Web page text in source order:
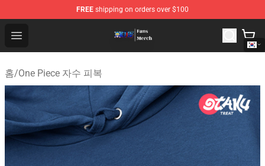
FREE shipping on orders over $100
Open menu
One Piece Store - Official One Piece Merchandise Shop
홈/One Piece 자수 피복